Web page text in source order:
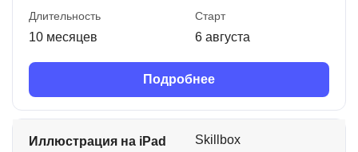
Длительность
10 месяцев
Старт
6 августа
Подробнее
Иллюстрация на iPad Skillbox